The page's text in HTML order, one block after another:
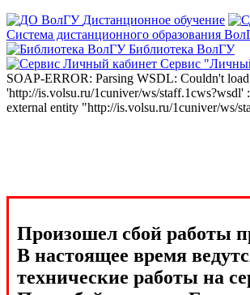
Дистанционное обучение
Система дистанционного образования
Библиотека ВолГУ
Сервис
SOAP-ERROR: Parsing WSDL: Couldn't
'http://is.volsu.ru/1cuniver/ws/staff.1cws?wsdl'
external entity "http://is.volsu.ru/1cuniver/ws/
Произошел сбой работы
В настоящее время
технические работы на